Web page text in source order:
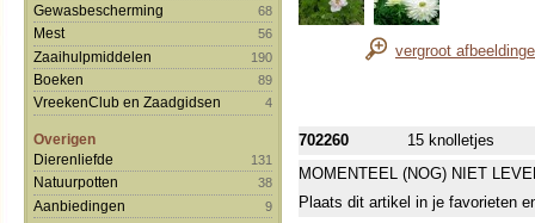
Gewasbescherming 68
Mest 56
Zaaihulpmiddelen 190
Boeken 89
VreekenClub en Zaadgidsen 4
Overigen
Dierenliefde
131
Natuurpotten 38
Aanbiedingen 9
vergroot
702260
15 knolletjes
MOMENTEEL (NOG) NIET
Plaats dit artikel in je favorieten